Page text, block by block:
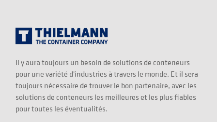
Il y aura toujours un besoin de solutions de conteneurs
pour une variété d'industries à travers le monde. Et il sera
toujours nécessaire de trouver le bon partenaire, avec les
solutions de conteneurs les meilleures et les plus fiables
pour toutes les éventualités.